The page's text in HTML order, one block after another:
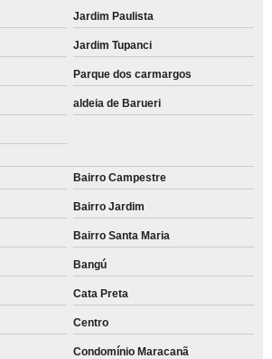
Jardim Paulista
Jardim Tupanci
Parque dos carmargos
aldeia de Barueri
Bairro Campestre
Bairro Jardim
Bairro Santa Maria
Bangú
Cata Preta
Centro
Condomínio Maracanã